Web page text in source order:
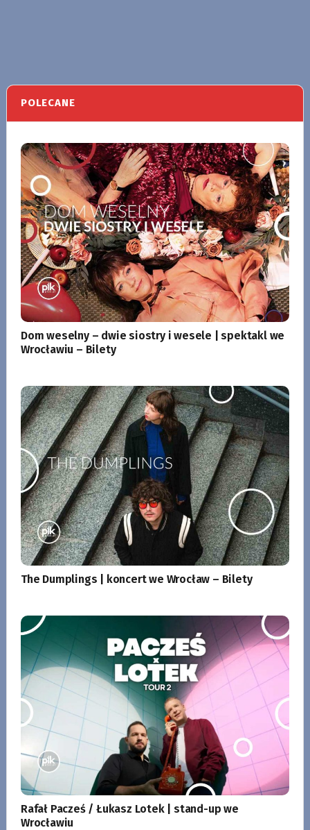
POLECANE
Dom weselny – dwie siostry i wesele | spektakl we
Wrocławiu – Bilety
The Dumplings | koncert we Wrocław – Bilety
Rafał Pacześ / Łukasz Lotek | stand-up we
Wrocławiu